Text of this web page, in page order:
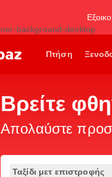
Πτήση
Βρείτε
Απολαύστε
Ταξίδι μετ επιστροφής